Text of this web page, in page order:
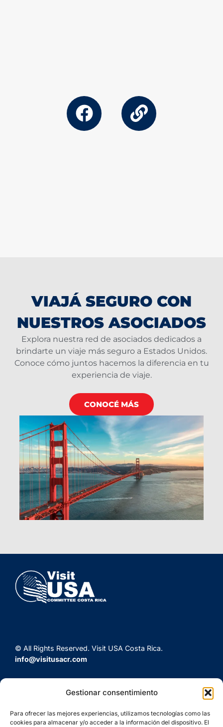
Gestionar consentimiento
Para ofrecer las mejores experiencias, utilizamos tecnologías como las
cookies para almacenar y/o acceder a la información del dispositivo. El
VIAJÁ SEGURO CON
NUESTROS ASOCIADOS
Explora nuestra red de asociados dedicados a
brindarte un viaje más seguro a Estados Unidos.
Conoce cómo juntos hacemos la diferencia en tu
experiencia de viaje.
CONOCÉ MÁS
© All Rights Reserved. Visit USA Costa Rica.
info@visitusacr.com